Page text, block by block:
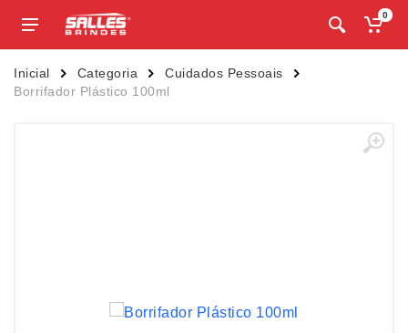
0
Inicial Categoria
Cuidados Pessoais
Borrifador Plástico 100ml